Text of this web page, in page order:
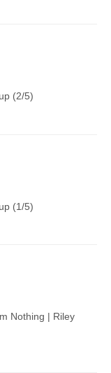
(2/5)
(1/5)
Nothing | Riley